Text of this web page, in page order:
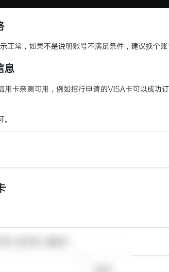
常，如果不是说明账号不满足条件，建议换个账
息
用卡亲测可用，例如招行申请的VISA卡可以成功